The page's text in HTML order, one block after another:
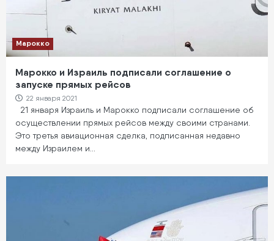
Марокко
Марокко и Израиль подписали соглашение о
запуске прямых рейсов
22 января 2021
21 января Израиль и Марокко подписали соглашение об
осуществлении прямых рейсов между своими странами.
Это третья авиационная сделка, подписанная недавно
между Израилем и…